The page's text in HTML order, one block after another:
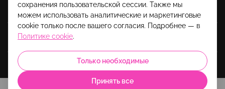
Помощь
Информация
сохранения пользовательской сессии. Также мы
можем использовать аналитические и маркетинговые
cookie только после вашего согласия. Подробнее — в
Политике cookie.
Только необходимые
Принять все